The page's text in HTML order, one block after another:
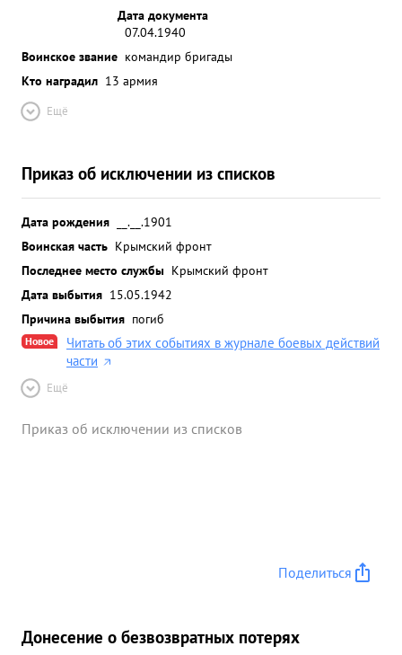
Дата документа
07.04.1940
Воинское звание командир бригады
Кто наградил 13 армия
Ещё
Приказ об исключении из списков
Дата рождения
__.__.1901
Воинская часть Крымский фронт
Последнее место службы Крымский фронт
Дата выбытия 15.05.1942
Причина выбытия погиб
Новое
Читать об этих событиях в журнале боевых действий
части
Ещё
Приказ об исключении из списков
Поделиться
Донесение о безвозвратных потерях